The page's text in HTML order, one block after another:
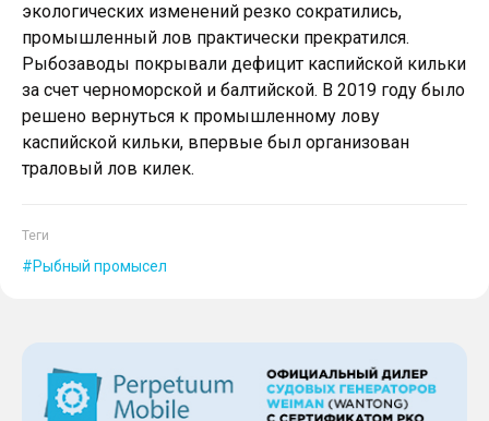
экологических изменений резко сократились,
промышленный лов практически прекратился.
Рыбозаводы покрывали дефицит каспийской кильки
за счет черноморской и балтийской. В 2019 году было
решено вернуться к промышленному лову
каспийской кильки, впервые был организован
траловый лов килек.
Теги
Рыбный промысел